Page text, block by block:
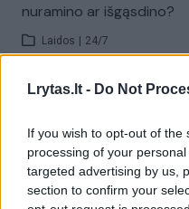
Lrytas.lt - Do Not
If you wish to opt-out of
processing of your
targeted advertising by us,
section to confirm your
nuramino ar išgąsdino?
Laidos 24/7
dar sieks 30 laipsnių
Žinios | Orai